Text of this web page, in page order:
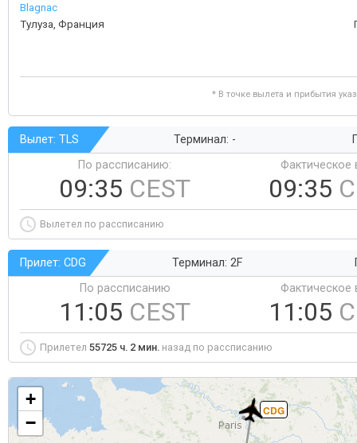
Blagnac
Тулуза, Франция
* В точке вылета и прибытия
Вылет: TLS Терминал: -
По рассписанию:
09:35 CEST
Фактическое
09:35
Вылетел по рассписанию
Прилет: CDG Терминал: 2F
По рассписанию
11:05 CEST
Фактическое
11:05
Прилетел 55725 ч. 2 мин. назад по рассписанию
CDG
+
−